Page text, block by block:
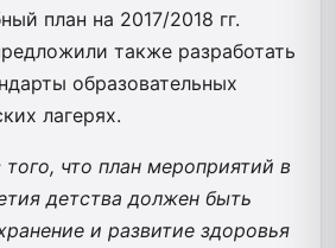
план на 2017/2018 гг.
также разработать
образовательных
лагерях.
что план мероприятий в
детства должен быть
и развитие здоровья